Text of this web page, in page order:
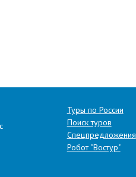
Туры по России
Поиск туров
Спецпредложения
Робот "Востур"